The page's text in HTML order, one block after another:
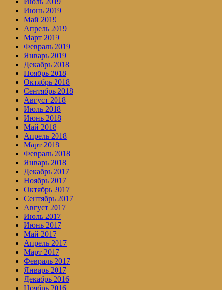
Июль 2019
Июнь 2019
Май 2019
Апрель 2019
Март 2019
Февраль 2019
Январь 2019
Декабрь 2018
Ноябрь 2018
Октябрь 2018
Сентябрь 2018
Август 2018
Июль 2018
Июнь 2018
Май 2018
Апрель 2018
Март 2018
Февраль 2018
Январь 2018
Декабрь 2017
Ноябрь 2017
Октябрь 2017
Сентябрь 2017
Август 2017
Июль 2017
Июнь 2017
Май 2017
Апрель 2017
Март 2017
Февраль 2017
Январь 2017
Декабрь 2016
Ноябрь 2016